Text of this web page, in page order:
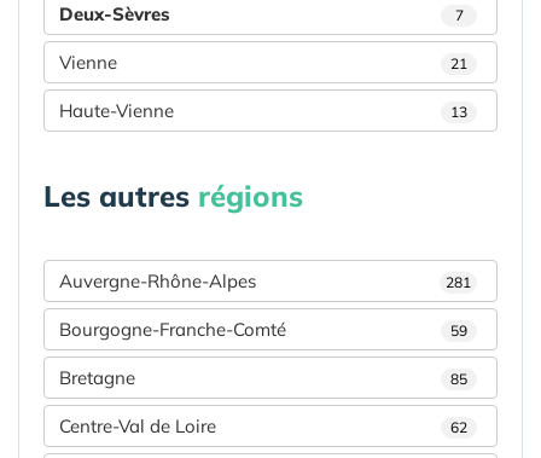
Deux-Sèvres 7
Vienne 21
Haute-Vienne 13
Les autres régions
Auvergne-Rhône-Alpes 281
Bourgogne-Franche-Comté 59
Bretagne 85
Centre-Val de Loire 62